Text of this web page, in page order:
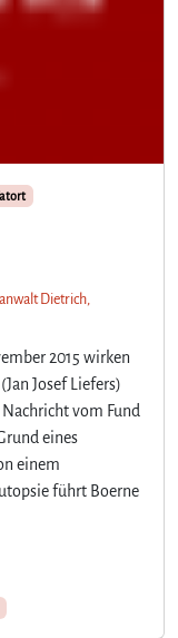
Dietrich,
2015 wirken
Josef Liefers)
vom Fund
eines
einem
führt Boerne